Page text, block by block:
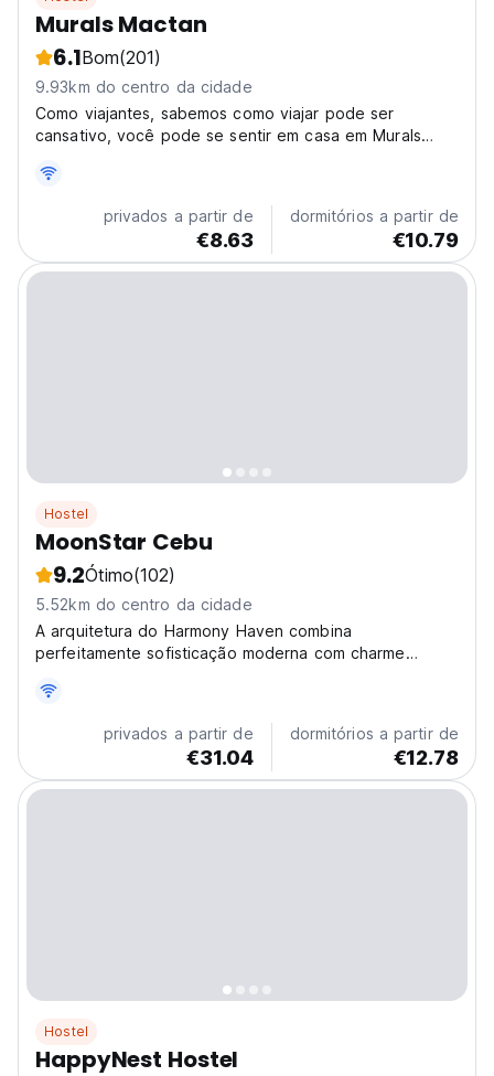
Murals Mactan
6.1Bom(201)
9.93km do centro da cidade
Como viajantes, sabemos como viajar pode ser
cansativo, você pode se sentir em casa em Murals
privados a partir de
€8.63
dormitórios a partir de
€10.79
Hostel
MoonStar Cebu
9.2Ótimo(102)
5.52km do centro da cidade
A arquitetura do Harmony Haven combina
perfeitamente sofisticação moderna com charme
privados a partir de
€31.04
dormitórios a partir de
€12.78
Hostel
HappyNest Hostel